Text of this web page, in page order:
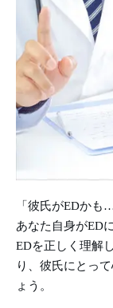
「彼氏がEDか
あなた自身がED
EDを正しく理解
り、彼氏にとっ
ょう。